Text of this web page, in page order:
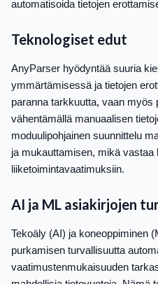
automatisoida tietojen
Teknologiset edut
AnyParser hyödyntää suuria
ymmärtämisessä ja tietojen
paranna tarkkuutta, vaan myös
vähentämällä manuaalisen
moduulipohjainen suunnittelu
ja mukauttamisen, mikä vastaa
liiketoimintavaatimuksiin.
AI ja ML asiakirjojen
Tekoäly (AI) ja koneoppiminen
purkamisen turvallisuutta
vaatimustenmukaisuuden